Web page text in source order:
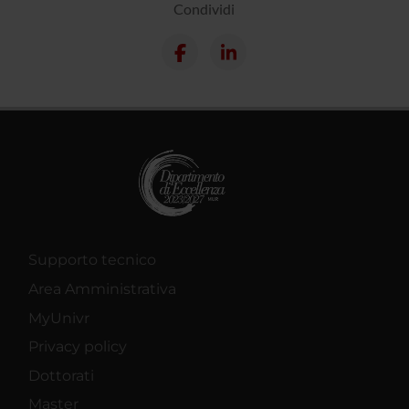
Condividi
Supporto tecnico
Area Amministrativa
MyUnivr
Privacy policy
Dottorati
Master